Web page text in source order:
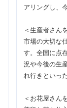
アリングし、
＜生産者さん
市場の大切な
す。全国に点
況や今後の生
れ行きといっ
＜お花屋さん